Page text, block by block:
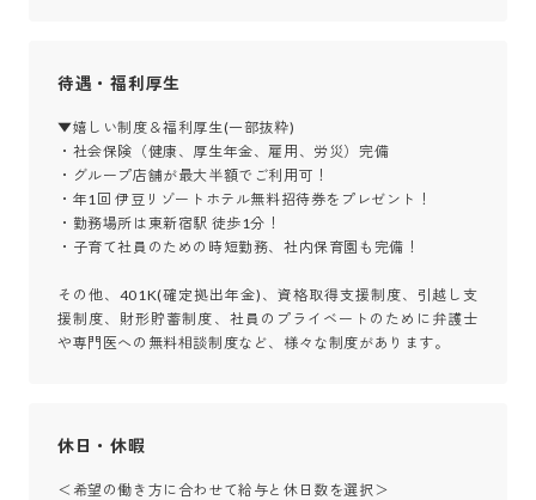
待遇・福利厚生
▼嬉しい制度＆福利厚生(一部抜粋)
・社会保険（健康、厚生年金、雇用、労災）完備
・グループ店舗が最大半額でご利用可！
・年1回 伊豆リゾートホテル無料招待券をプレゼント！
・勤務場所は東新宿駅 徒歩1分！
・子育て社員のための時短勤務、社内保育園も完備！
その他、401K(確定拠出年金)、資格取得支援制度、引越し支
援制度、財形貯蓄制度、社員のプライベートのために弁護士
や専門医への無料相談制度など、様々な制度があります。
休日・休暇
＜希望の働き方に合わせて給与と休日数を選択＞